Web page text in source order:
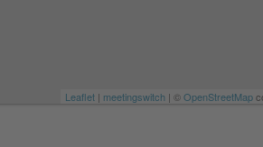
Leaflet | meetingswitch | ©OpenStreetMap